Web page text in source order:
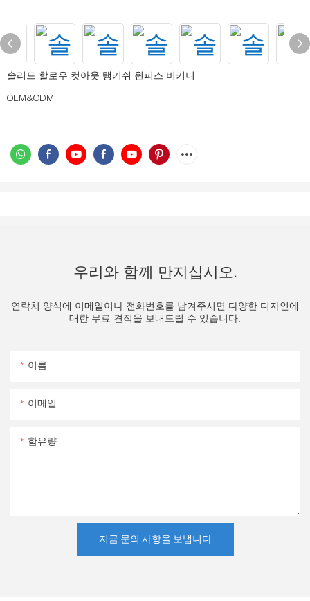
솔리드 할로우 컷아웃 탱키쉬 원피스 비키니
OEM&ODM
우리와 함께 만지십시오.
연락처 양식에 이메일이나 전화번호를 남겨주시면 다양한 디자인에
대한 무료 견적을 보내드릴 수 있습니다.
이름
이메일
함유량
지금 문의 사항을 보냅니다